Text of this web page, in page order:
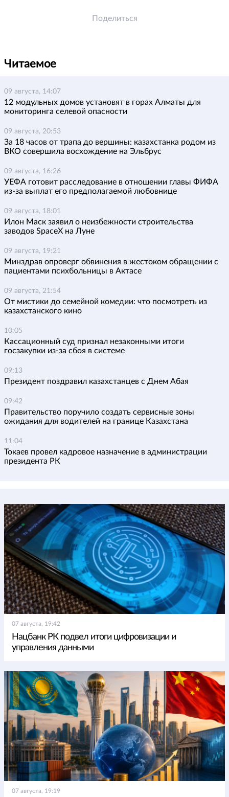
Поделиться
Читаемое
09 августа, 14:07
12 модульных домов установят в горах Алматы для
мониторинга селевой опасности
09 августа, 20:53
За 18 часов от трапа до вершины: казахстанка родом из
ВКО совершила восхождение на Эльбрус
09 августа, 16:26
УЕФА готовит расследование в отношении главы ФИФА
из-за выплат его предполагаемой любовнице
09 августа, 18:01
Илон Маск заявил о неизбежности строительства
заводов SpaceX на Луне
09 августа, 19:21
Минздрав опроверг обвинения в жестоком обращении с
пациентами психбольницы в Актасе
09 августа, 21:54
От мистики до семейной комедии: что посмотреть из
казахстанского кино
10:05
Кассационный суд признал незаконными итоги
госзакупки из-за сбоя в системе
09:13
Президент поздравил казахстанцев с Днем Абая
09:42
Правительство поручило создать сервисные зоны
ожидания для водителей на границе Казахстана
11:04
Токаев провел кадровое назначение в администрации
президента РК
07 августа, 19:42
Нацбанк РК подвел итоги цифровизации и
управления данными
07 августа, 19:19